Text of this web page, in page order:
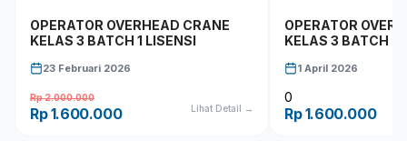
OPERATOR OVERHEAD CRANE
KELAS 3 BATCH 1 LISENSI
23 Februari 2026
Rp 2.000.000
Rp 1.600.000 Lihat Detail →
OPERATOR
KELAS 3 BATCH 2
1 April 2026
0
Rp 1.600.000